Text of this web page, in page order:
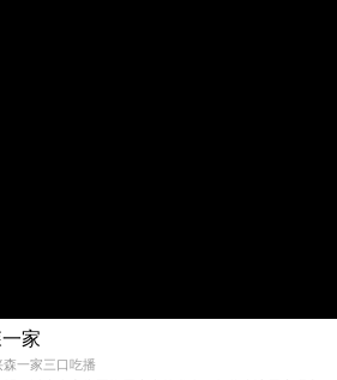
家
森一家三口吃播